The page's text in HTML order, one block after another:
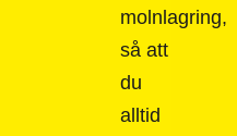
molnlagring,
så att
du
alltid